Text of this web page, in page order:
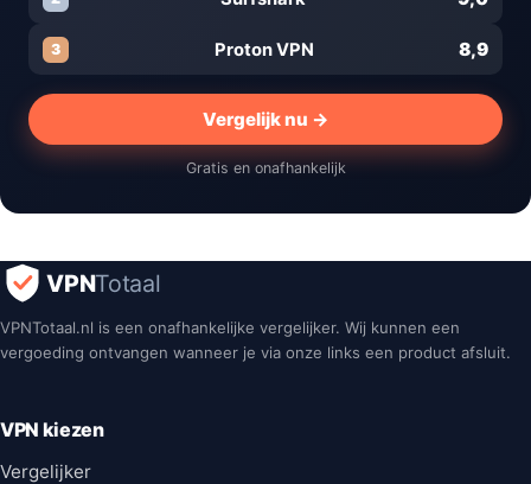
3 Proton VPN 8,9
Vergelijk nu →
Gratis en onafhankelijk
VPNTotaal
VPNTotaal.nl is een onafhankelijke vergelijker. Wij kunnen een
vergoeding ontvangen wanneer je via onze links een product afsluit.
VPN kiezen
Vergelijker